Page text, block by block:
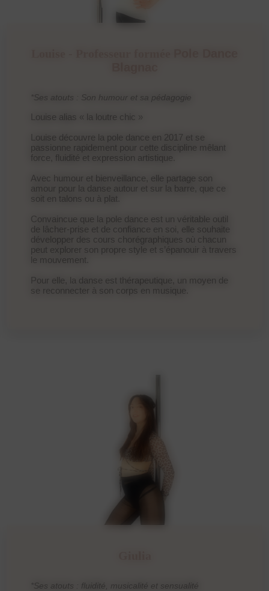
*Ses atouts : Son humour et sa pédagogie
Louise alias « la loutre chic »
Louise découvre la pole dance en 2017 et se
passionne rapidement pour cette discipline mêlant
force, fluidité et expression artistique.
Avec humour et bienveillance, elle partage son
amour pour la danse autour et sur la barre, que ce
soit en talons ou à plat.
Convaincue que la pole dance est un véritable outil
de lâcher-prise et de confiance en soi, elle souhaite
développer des cours chorégraphiques où chacun
peut explorer son propre style et s’épanouir à travers
le mouvement.
Pour elle, la danse est thérapeutique, un moyen de
se reconnecter à son corps en musique.
*Ses atouts : fluidité, musicalité et sensualité